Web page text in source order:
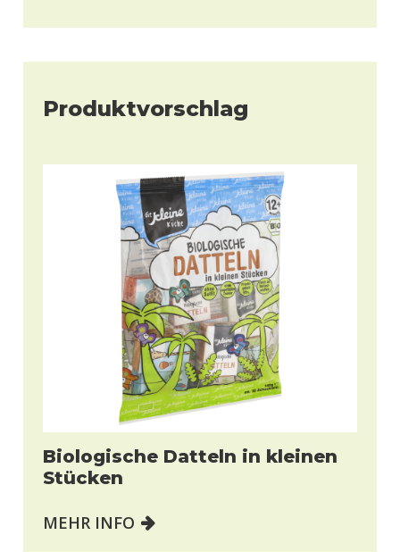
Produktvorschlag
Biologische Datteln in kleinen
Stücken
MEHR INFO